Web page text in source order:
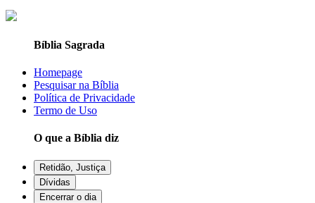
Bíblia Sagrada
Homepage
Pesquisar na Bíblia
Política de Privacidade
Termo de Uso
O que a Bíblia diz
Retidão, Justiça
Dívidas
Encerrar o dia